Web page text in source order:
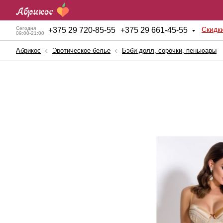
Сегодня
09:00-21:00
+375 29 720-85-55 +375 29 661-45-55
Фаллопротезы
Фаллоимитаторы
Абрикос Эротическое белье Бэби-долл, сорочки, пеньюары